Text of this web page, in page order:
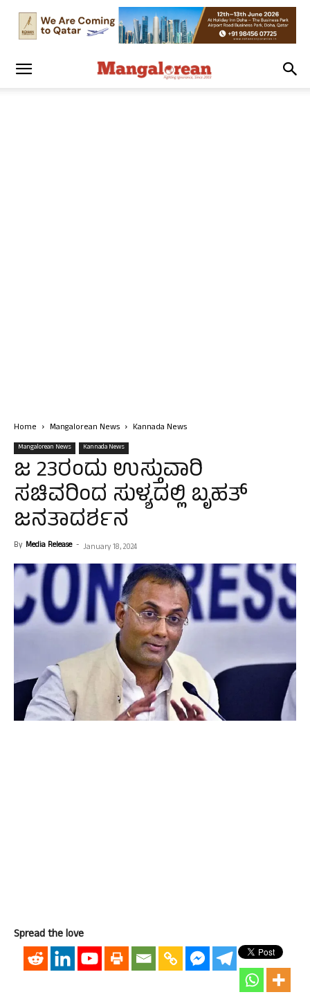
Home Mangalorean News Kannada News
Mangalorean News Kannada News
ಜ 23ರಂದು ಉಸ್ತುವಾರಿ
ಸಚಿವರಿಂದ ಸುಳ್ಯದಲ್ಲಿ ಬೃಹತ್
ಜನತಾದರ್ಶನ
By Media Release - January 18, 2024
Spread the love